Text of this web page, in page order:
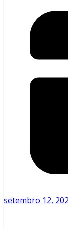
setembro 12,